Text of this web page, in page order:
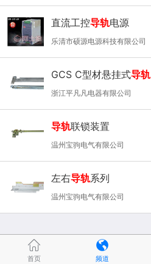
直流工控导轨电源
乐清市硕源电源科技有限公司
GCS C型材悬挂式导轨
浙江平凡凡电器有限公司
导轨联锁装置
温州宝驹电气有限公司
左右导轨系列
温州宝驹电气有限公司
首页 频道